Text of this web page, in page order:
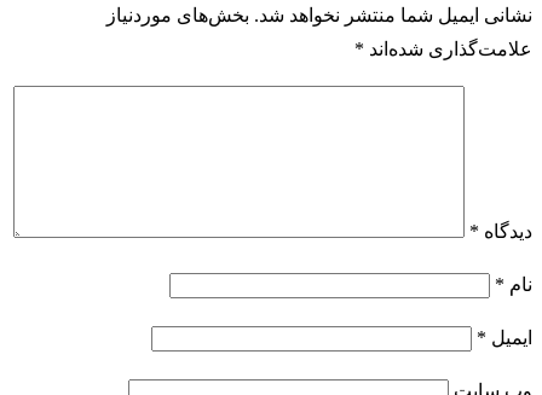
نشانی ایمیل شما منتشر نخواهد شد. بخش‌های موردنیاز
علامت‌گذاری شده‌اند *
دیدگاه *
نام *
ایمیل *